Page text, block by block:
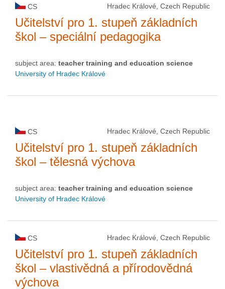
CS Hradec Králové, Czech Republic
Učitelství pro 1. stupeň základních
škol – speciální pedagogika
subject area: teacher training and education science
University of Hradec Králové
CS Hradec Králové, Czech Republic
Učitelství pro 1. stupeň základních
škol – tělesná výchova
subject area: teacher training and education science
University of Hradec Králové
CS Hradec Králové, Czech Republic
Učitelství pro 1. stupeň základních
škol – vlastivědná a přírodovědná
výchova